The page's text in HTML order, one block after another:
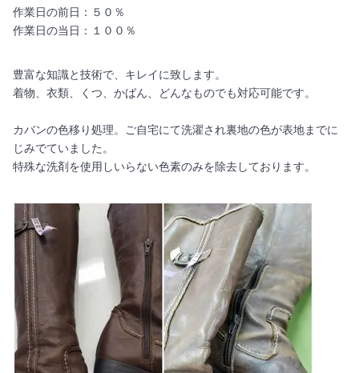
作業日の前日：５０％
作業日の当日：１００％
豊富な知識と技術で、キレイに致します。
着物、衣類、くつ、かばん、どんなものでも対応可能です。
カバンの色移り処理。ご自宅にて洗濯され裏地の色が表地までに
じみでていました。
特殊な洗剤を使用しいらない色素のみを除去しております。